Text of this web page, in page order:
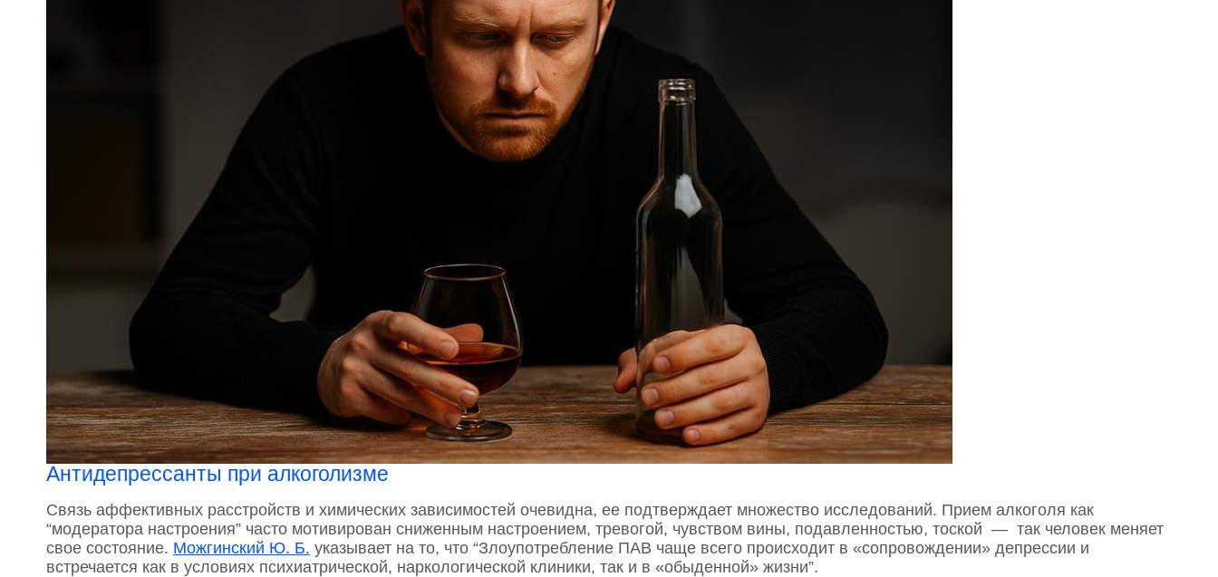
Антидепрессанты при алкоголизме
Связь аффективных расстройств и химических зависимостей очевидна, ее подтверждает множество исследований. Прием алкоголя как
“модератора настроения” часто мотивирован сниженным настроением, тревогой, чувством вины, подавленностью, тоской — так человек меняет
свое состояние. Можгинский Ю. Б. указывает на то, что “Злоупотребление ПАВ чаще всего происходит в «сопровождении» депрессии и
встречается как в условиях психиатрической, наркологической клиники, так и в «обыденной» жизни”.